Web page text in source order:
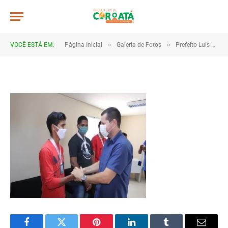
VOCÊ ESTÁ EM: Página Inicial » Galeria de Fotos » Prefeito Luís da Amovelar Filho realiza entrega de troféus e medalhas aos competidores dos Torneios de Robótica.